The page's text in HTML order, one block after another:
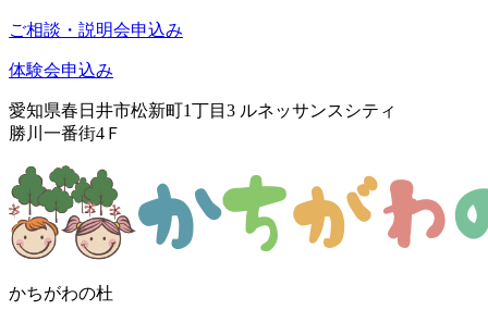
ご相談・説明会申込み
体験会申込み
愛知県春日井市松新町1丁目3 ルネッサンスシティ
勝川一番街4Ｆ
かちがわの杜